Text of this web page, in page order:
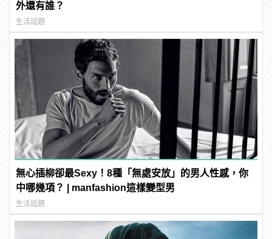
外還有誰？
生活話題
無心插柳卻最Sexy！8種「無處安放」的男人性感，你
中哪幾項？ | manfashion這樣變型男
生活話題